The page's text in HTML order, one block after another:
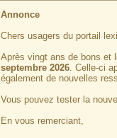
Annonce
Chers usagers du portail
Après vingt ans de bons et
septembre 2026. Celle-ci
également de nouvelles
Vous pouvez tester la
En vous remerciant,